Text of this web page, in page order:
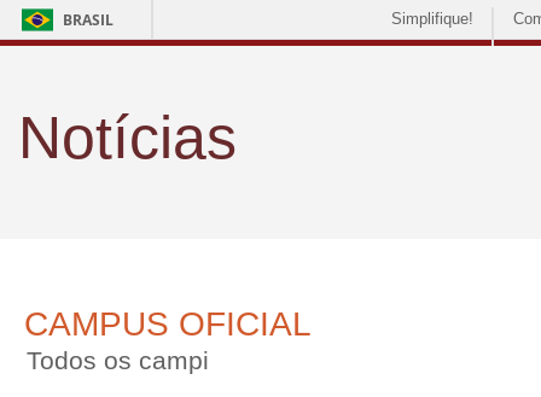
BRASIL Simplifique!
Notícias
CAMPUS OFICIAL
Todos os campi